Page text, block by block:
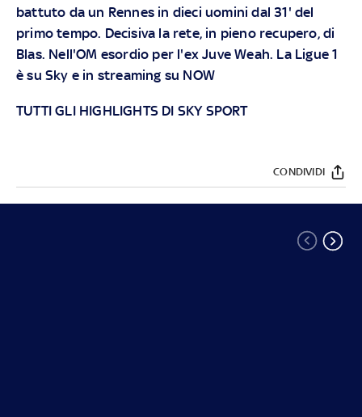
battuto da un Rennes in dieci uomini dal 31' del
primo tempo. Decisiva la rete, in pieno recupero, di
Blas. Nell'OM esordio per l'ex Juve Weah. La Ligue 1
è su Sky e in streaming su NOW
TUTTI GLI HIGHLIGHTS DI SKY SPORT
CONDIVIDI